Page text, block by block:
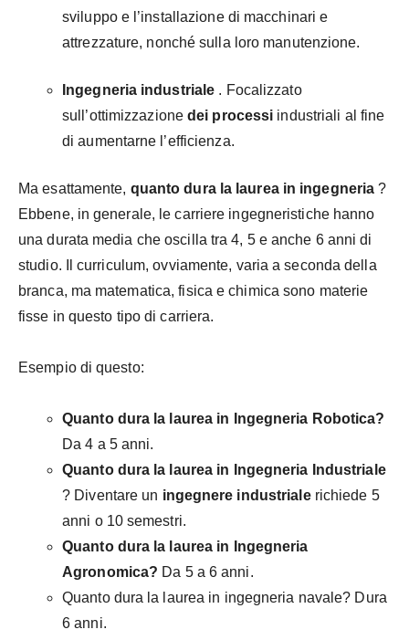
sviluppo e l’installazione di macchinari e
attrezzature, nonché sulla loro manutenzione.
Ingegneria industriale . Focalizzato
sull’ottimizzazione dei processi industriali al fine
di aumentarne l’efficienza.
Ma esattamente, quanto dura la laurea in ingegneria ?
Ebbene, in generale, le carriere ingegneristiche hanno
una durata media che oscilla tra 4, 5 e anche 6 anni di
studio. Il curriculum, ovviamente, varia a seconda della
branca, ma matematica, fisica e chimica sono materie
fisse in questo tipo di carriera.
Esempio di questo:
Quanto dura la laurea in Ingegneria Robotica?
Da 4 a 5 anni.
Quanto dura la laurea in Ingegneria Industriale
? Diventare un ingegnere industrialerichiede 5
anni o 10 semestri.
Quanto dura la laurea in Ingegneria
Agronomica? Da 5 a 6 anni.
Quanto dura la laurea in ingegneria navale? Dura
6 anni.